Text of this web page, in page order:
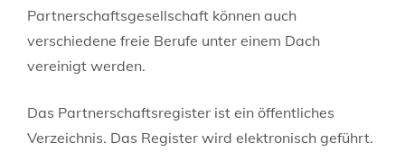
Partnerschaftsgesellschaft können auch
verschiedene freie Berufe unter einem Dach
vereinigt werden.
Das Partnerschaftsregister ist ein öffentliches
Verzeichnis. Das Register wird elektronisch geführt.